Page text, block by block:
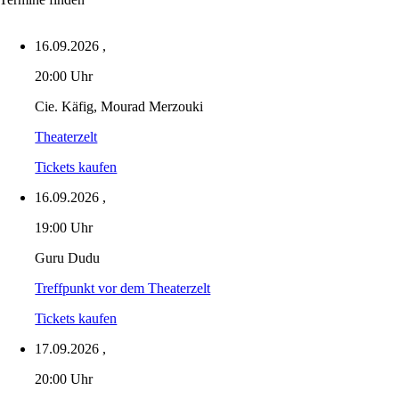
16.09.2026 ,
20:00 Uhr
Cie. Käfig, Mourad Merzouki
Theaterzelt
Tickets kaufen
16.09.2026 ,
19:00 Uhr
Guru Dudu
Treffpunkt vor dem Theaterzelt
Tickets kaufen
17.09.2026 ,
20:00 Uhr